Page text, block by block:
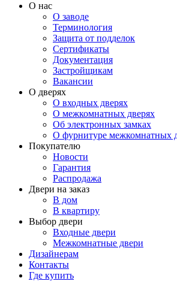
О нас
О заводе
Терминология
Защита от подделок
Сертификаты
Документация
Застройщикам
Вакансии
О дверях
О входных дверях
О межкомнатных дверях
Об электронных замках
О фурнитуре межкомнатных
Покупателю
Новости
Гарантия
Распродажа
Двери на заказ
В дом
В квартиру
Выбор двери
Входные двери
Межкомнатные двери
Дизайнерам
Контакты
Где купить